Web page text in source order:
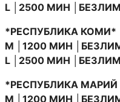
L │2500 МИН
*РЕСПУБЛИКА КОМИ*
M │1200 МИН
L │2500 МИН
*РЕСПУБЛИКА МАРИЙ
M │1200 МИН